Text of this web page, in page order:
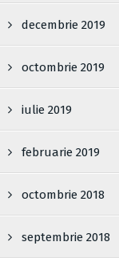
decembrie 2019
octombrie 2019
iulie 2019
februarie 2019
octombrie 2018
septembrie 2018